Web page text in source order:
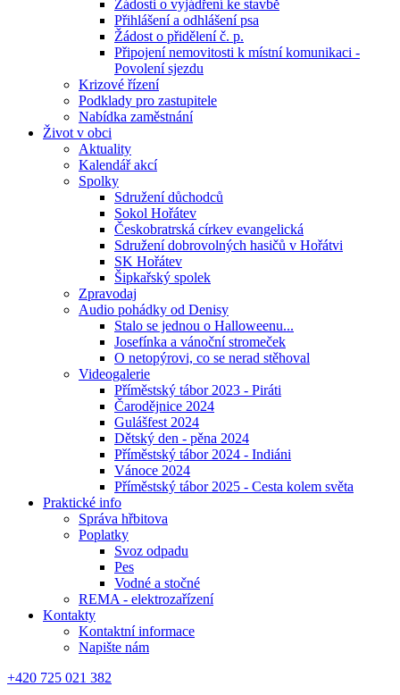
Žádosti o vyjádření ke stavbě
Přihlášení a odhlášení psa
Žádost o přidělení č. p.
Připojení nemovitosti k místní komunikaci -
Povolení sjezdu
Krizové řízení
Podklady pro zastupitele
Nabídka zaměstnání
Život v obci
Aktuality
Kalendář akcí
Spolky
Sdružení důchodců
Sokol Hořátev
Českobratrská církev evangelická
Sdružení dobrovolných hasičů v Hořátvi
SK Hořátev
Šipkařský spolek
Zpravodaj
Audio pohádky od Denisy
Stalo se jednou o Halloweenu...
Josefínka a vánoční stromeček
O netopýrovi, co se nerad stěhoval
Videogalerie
Příměstský tábor 2023 - Piráti
Čarodějnice 2024
Gulášfest 2024
Dětský den - pěna 2024
Příměstský tábor 2024 - Indiáni
Vánoce 2024
Příměstský tábor 2025 - Cesta kolem světa
Praktické info
Správa hřbitova
Poplatky
Svoz odpadu
Pes
Vodné a stočné
REMA - elektrozařízení
Kontakty
Kontaktní informace
Napište nám
+420 725 021 382